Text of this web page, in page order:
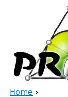
Home ›